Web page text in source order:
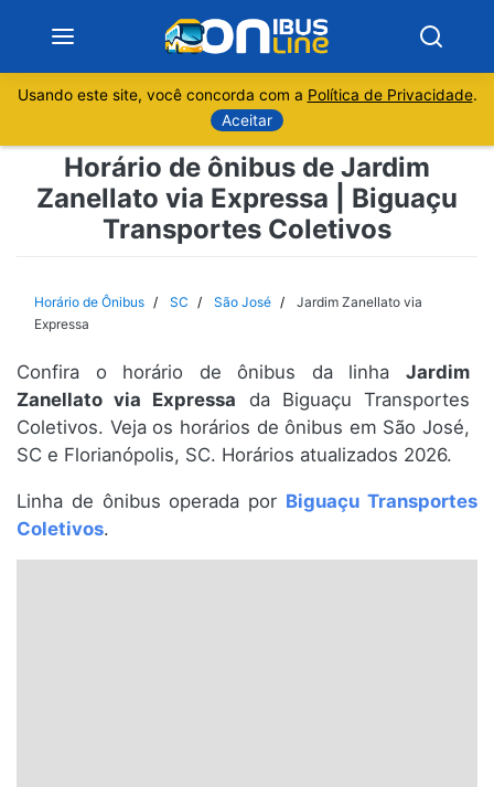
Sobre
Minas Gerais
Espírito Santo
Paraná
Santa Catarina
Usando este site, você concorda com a Política de Privacidade.
Aceitar
Horário de ônibus de Jardim
Zanellato via Expressa | Biguaçu
Transportes Coletivos
Horário de Ônibus SC São José
Jardim Zanellato via
Expressa
Confira o horário de ônibus da linha Jardim
Zanellato via Expressa da Biguaçu Transportes
Coletivos. Veja os horários de ônibus em São José,
SC e Florianópolis, SC. Horários atualizados 2026.
Linha de ônibus operada por Biguaçu Transportes
Coletivos.